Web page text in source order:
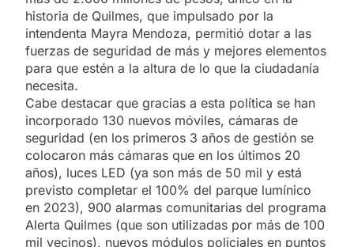
historia de Quilmes, que impulsado por la
intendenta Mayra Mendoza, permitió dotar a las
fuerzas de seguridad de más y mejores elementos
para que estén a la altura de lo que la ciudadanía
necesita.
Cabe destacar que gracias a esta política se han
incorporado 130 nuevos móviles, cámaras de
seguridad (en los primeros 3 años de gestión se
colocaron más cámaras que en los últimos 20
años), luces LED (ya son más de 50 mil y está
previsto completar el 100% del parque lumínico
en 2023), 900 alarmas comunitarias del programa
Alerta Quilmes (que son utilizadas por más de 100
mil vecinos), nuevos módulos policiales en puntos